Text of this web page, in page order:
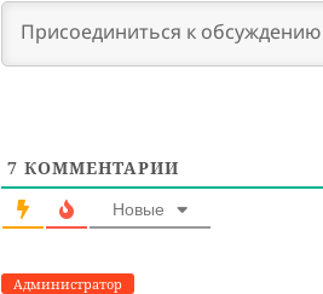
7 КОММЕНТАРИИ
Новые
Администратор